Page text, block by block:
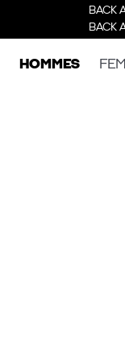
BACK
BACK
HOMMES